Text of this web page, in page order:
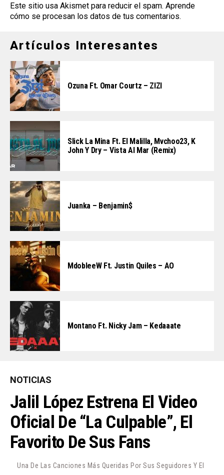
Este sitio usa Akismet para reducir el spam. Aprende
cómo se procesan los datos de tus comentarios.
Artículos Interesantes
Ozuna Ft. Omar Courtz – ZIZI
Slick La Mina Ft. El Malilla, Mvchoo23, K
John Y Dry – Vista Al Mar (Remix)
Juanka – Benjamin$
MdobleeW Ft. Justin Quiles – AO
Montano Ft. Nicky Jam – Kedaaate
NOTICIAS
Jalil López Estrena El Video
Oficial De “La Culpable”, El
Favorito De Sus Fans
Una De Las Canciones Más Queridas Por Sus Seguidores Y El